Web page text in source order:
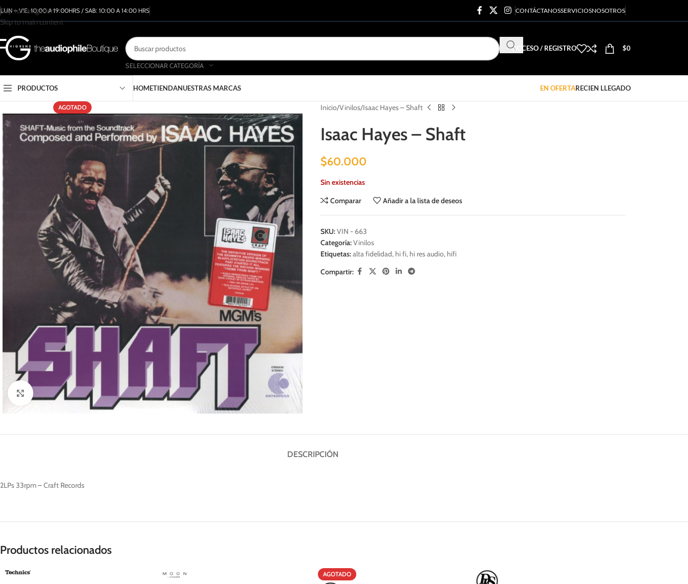
Skip to navigation
Skip to main content
LUN – VIE: 10:00 A 19:00HRS / SAB: 10:00 A 14:00 HRS CONTÁCTANOSSERVICIOSNOSOTROS
SELECCIONAR CATEGORÍA
ACCESO / REGISTRO $0
PRODUCTOS HOMETIENDANUESTRAS MARCAS EN OFERTARECIEN LLEGADO
AGOTADO
Clic para ampliar
Inicio Vinilos Isaac Hayes – Shaft
Isaac Hayes – Shaft
$60.000
Sin existencias
Comparar
Añadir a la lista de deseos
SKU:VIN - 663
Categoría:Vinilos
Etiquetas:alta fidelidad, hi fi, hi res audio, hifi
Compartir:
DESCRIPCIÓN
2LPs 33rpm – Craft Records
Productos relacionados
AGOTADO